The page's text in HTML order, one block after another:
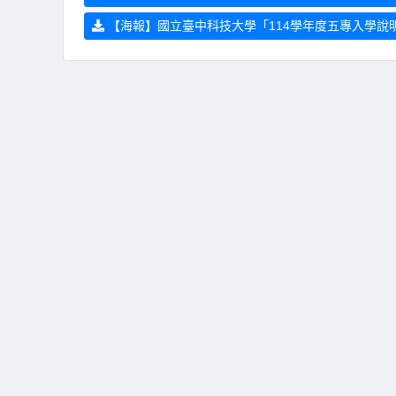
【海報】國立臺中科技大學「114學年度五專入學說